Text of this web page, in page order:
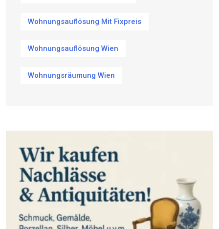
Wohnungsauflösung Mit Fixpreis
Wohnungsauflösung Wien
Wohnungsräumung Wien